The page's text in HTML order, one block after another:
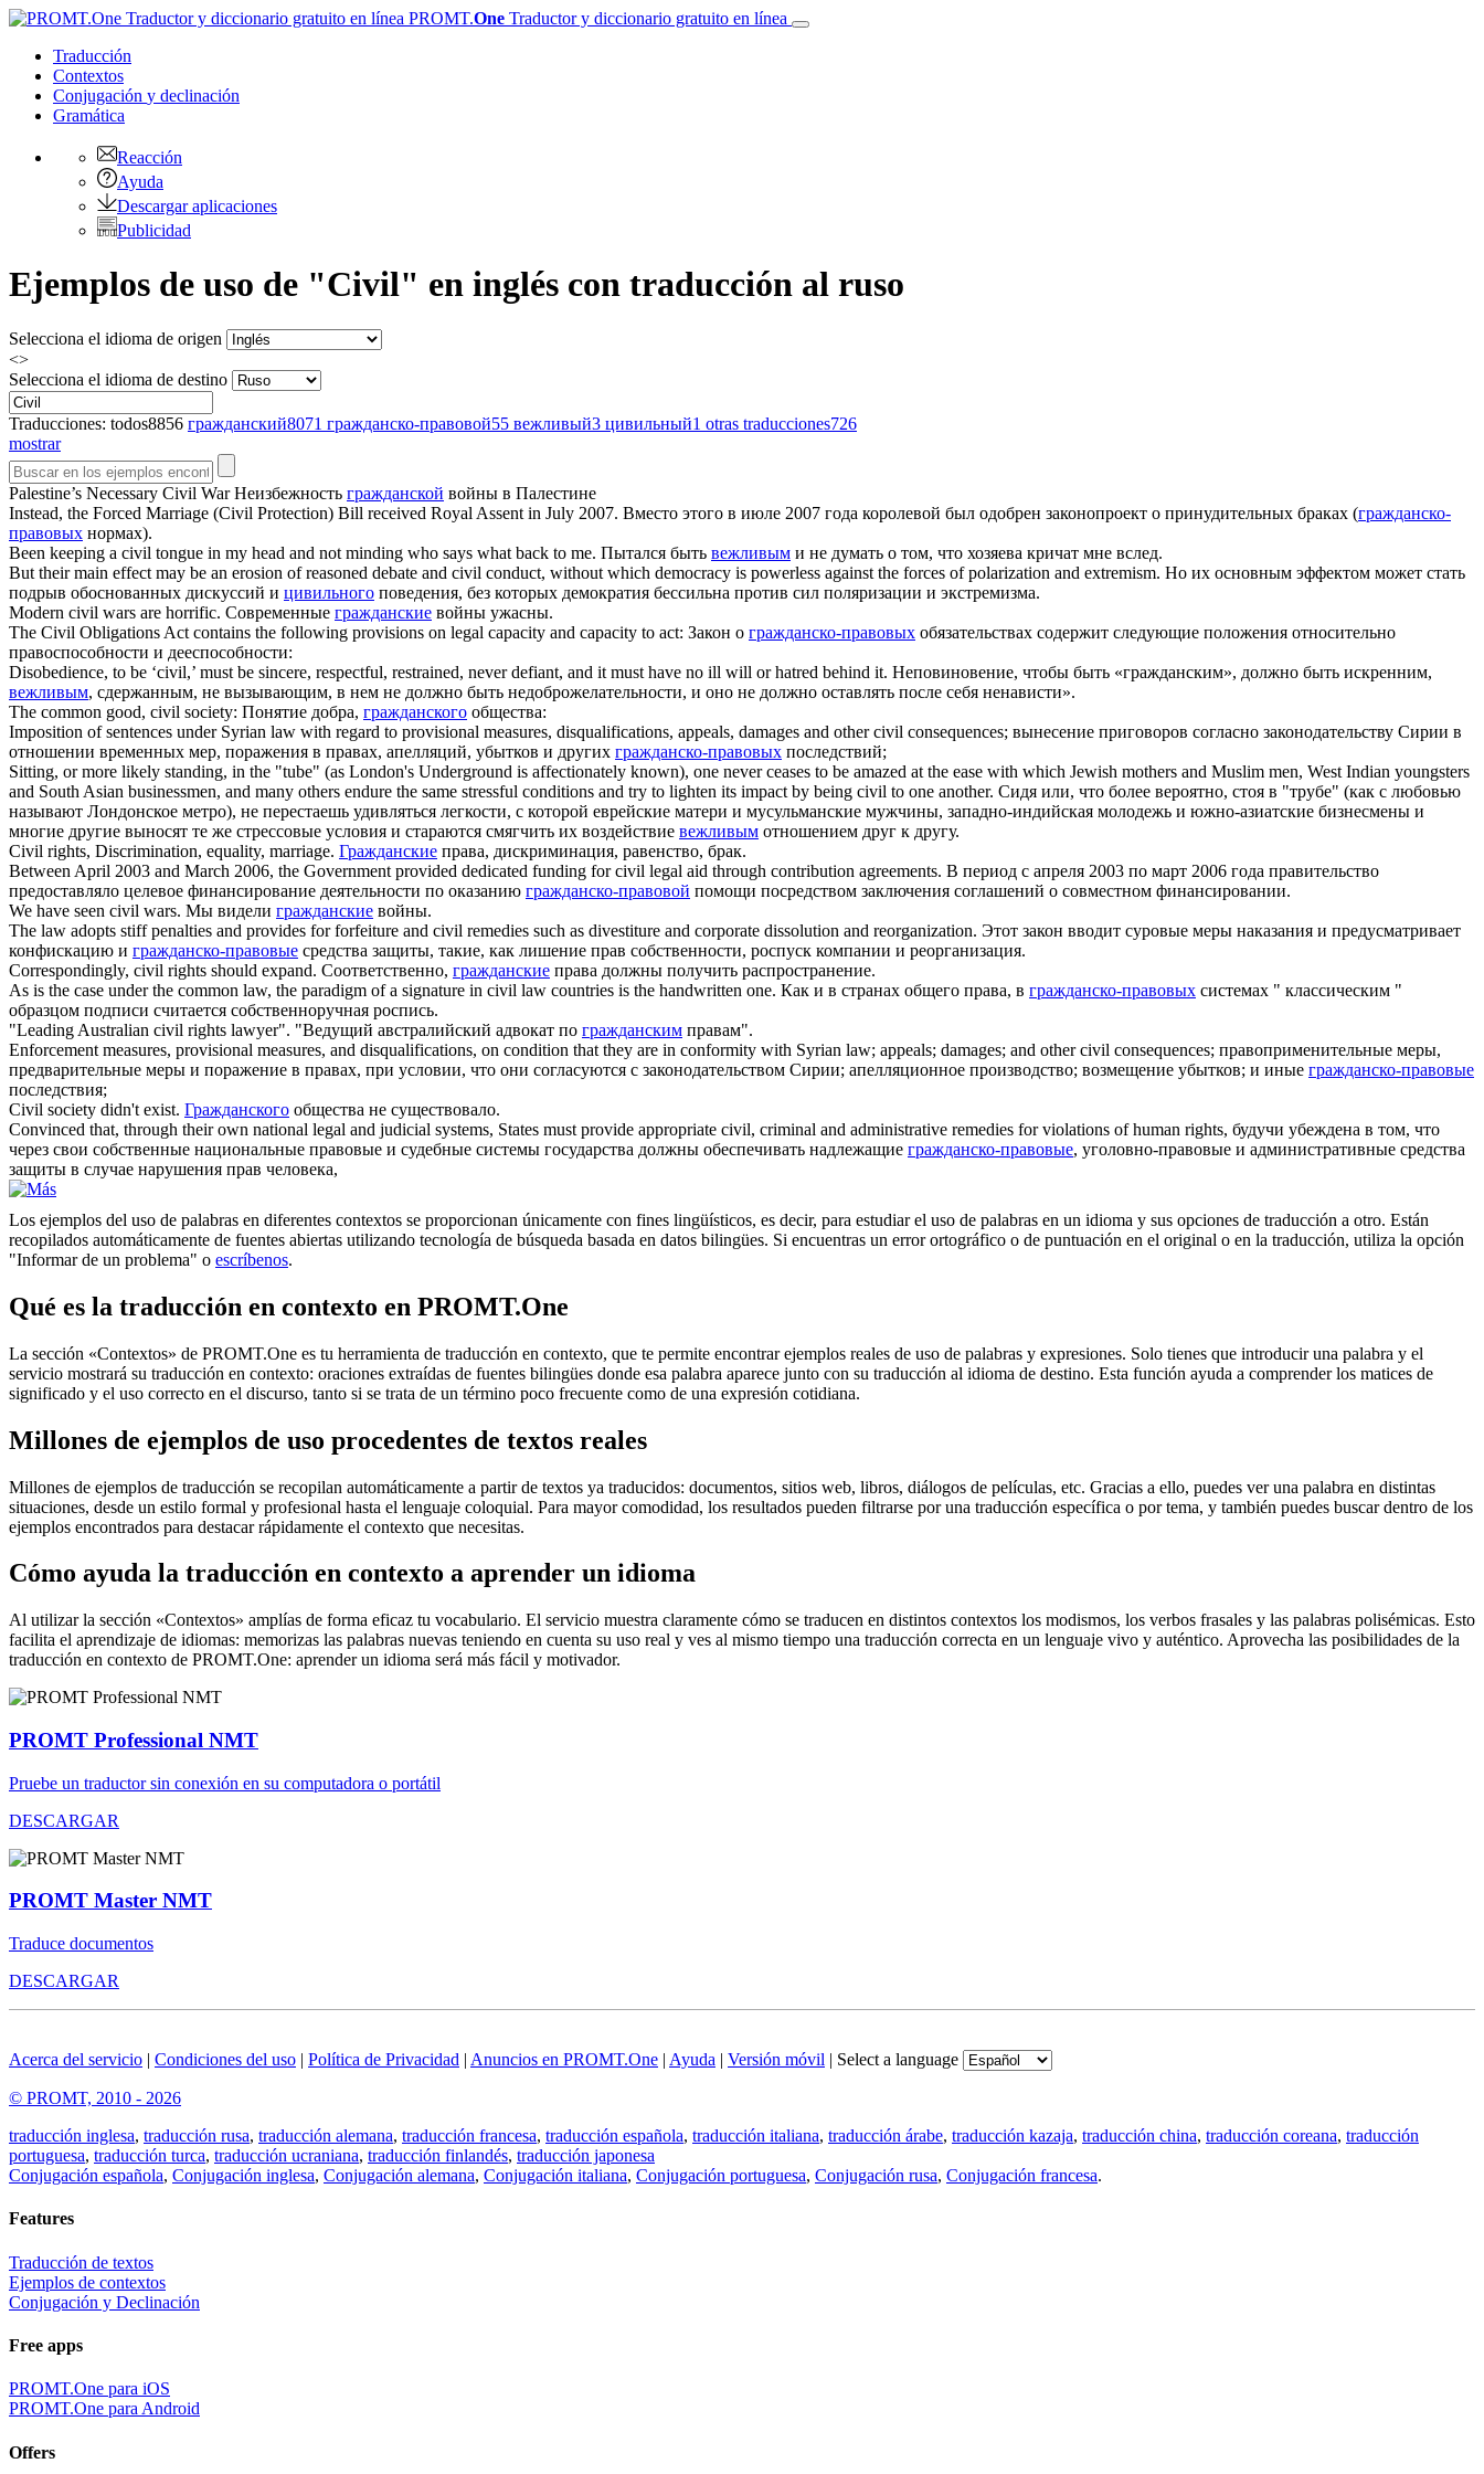
PROMT.One Traductor y diccionario gratuito en línea
Traducción
Contextos
Conjugación y declinación
Gramática
Reacción
Ayuda
Descargar aplicaciones
Publicidad
Ejemplos de uso de "Civil" en inglés con traducción al ruso
Selecciona el idioma de origen
<>
Selecciona el idioma de destino
Traducciones: todos8856 гражданский8071 гражданско-правовой55 вежливый3 цивильный1 otras traducciones726
mostrar
Palestine’s Necessary Civil War Неизбежность гражданской войны в Палестине
Instead, the Forced Marriage (Civil Protection) Bill received Royal Assent in July 2007. Вместо этого в июле 2007 года королевой был одобрен законопроект о принудительных браках (гражданско-
правовых нормах).
Been keeping a civil tongue in my head and not minding who says what back to me. Пытался быть вежливым и не думать о том, что хозяева кричат мне вслед.
But their main effect may be an erosion of reasoned debate and civil conduct, without which democracy is powerless against the forces of polarization and extremism. Но их основным эффектом может стать
подрыв обоснованных дискуссий и цивильного поведения, без которых демократия бессильна против сил поляризации и экстремизма.
Modern civil wars are horrific. Современные гражданские войны ужасны.
The Civil Obligations Act contains the following provisions on legal capacity and capacity to act: Закон о гражданско-правовых обязательствах содержит следующие положения относительно
правоспособности и дееспособности:
Disobedience, to be ‘civil,’ must be sincere, respectful, restrained, never defiant, and it must have no ill will or hatred behind it. Неповиновение, чтобы быть «гражданским», должно быть искренним,
вежливым, сдержанным, не вызывающим, в нем не должно быть недоброжелательности, и оно не должно оставлять после себя ненависти».
The common good, civil society: Понятие добра, гражданского общества:
Imposition of sentences under Syrian law with regard to provisional measures, disqualifications, appeals, damages and othercivil consequences; вынесение приговоров согласно законодательству Сирии в
отношении временных мер, поражения в правах, апелляций, убытков и других гражданско-правовых последствий;
Sitting, or more likely standing, in the "tube" (as London's Underground is affectionately known), one never ceases to be amazed at the ease with which Jewish mothers and Muslim men, West Indian youngsters
and South Asian businessmen, and many others endure the same stressful conditions and try to lighten its impact by being civil to one another. Сидя или, что более вероятно, стоя в "трубе" (как с любовью
называют Лондонское метро), не перестаешь удивляться легкости, с которой еврейские матери и мусульманские мужчины, западно-индийская молодежь и южно-азиатские бизнесмены и
многие другие выносят те же стрессовые условия и стараются смягчить их воздействие вежливым отношением друг к другу.
Civil rights, Discrimination, equality, marriage. Гражданские права, дискриминация, равенство, брак.
Between April 2003 and March 2006, the Government provided dedicated funding forcivil legal aid through contribution agreements. В период с апреля 2003 по март 2006 года правительство
предоставляло целевое финансирование деятельности по оказанию гражданско-правовой помощи посредством заключения соглашений о совместном финансировании.
We have seen civil wars. Мы видели гражданские войны.
The law adopts stiff penalties and provides for forfeiture and civil remedies such as divestiture and corporate dissolution and reorganization. Этот закон вводит суровые меры наказания и предусматривает
конфискацию и гражданско-правовые средства защиты, такие, как лишение прав собственности, роспуск компании и реорганизация.
Correspondingly, civil rights should expand. Соответственно, гражданские права должны получить распространение.
As is the case under the common law, the paradigm of a signature in civil law countries is the handwritten one. Как и в странах общего права, в гражданско-правовых системах " классическим "
образцом подписи считается собственноручная роспись.
"Leading Australian civil rights lawyer". "Ведущий австралийский адвокат по гражданским правам".
Enforcement measures, provisional measures, and disqualifications, on condition that they are in conformity with Syrian law; appeals; damages; and othercivil consequences; правоприменительные меры,
предварительные меры и поражение в правах, при условии, что они согласуются с законодательством Сирии; апелляционное производство; возмещение убытков; и иные гражданско-правовые
последствия;
Civil society didn't exist. Гражданского общества не существовало.
Convinced that, through their own national legal and judicial systems, States must provide appropriate civil, criminal and administrative remedies for violations of human rights, будучи убеждена в том, что
через свои собственные национальные правовые и судебные системы государства должны обеспечивать надлежащие гражданско-правовые, уголовно-правовые и административные средства
защиты в случае нарушения прав человека,
Los ejemplos del uso de palabras en diferentes contextos se proporcionan únicamente con fines lingüísticos, es decir, para estudiar el uso de palabras en un idioma y sus opciones de traducción a otro. Están
recopilados automáticamente de fuentes abiertas utilizando tecnología de búsqueda basada en datos bilingües. Si encuentras un error ortográfico o de puntuación en el original o en la traducción, utiliza la opción
"Informar de un problema" o escríbenos.
Qué es la traducción en contexto en PROMT.One
La sección «Contextos» de PROMT.One es tu herramienta de traducción en contexto, que te permite encontrar ejemplos reales de uso de palabras y expresiones. Solo tienes que introducir una palabra y el
servicio mostrará su traducción en contexto: oraciones extraídas de fuentes bilingües donde esa palabra aparece junto con su traducción al idioma de destino. Esta función ayuda a comprender los matices de
significado y el uso correcto en el discurso, tanto si se trata de un término poco frecuente como de una expresión cotidiana.
Millones de ejemplos de uso procedentes de textos reales
Millones de ejemplos de traducción se recopilan automáticamente a partir de textos ya traducidos: documentos, sitios web, libros, diálogos de películas, etc. Gracias a ello, puedes ver una palabra en distintas
situaciones, desde un estilo formal y profesional hasta el lenguaje coloquial. Para mayor comodidad, los resultados pueden filtrarse por una traducción específica o por tema, y también puedes buscar dentro de los
ejemplos encontrados para destacar rápidamente el contexto que necesitas.
Cómo ayuda la traducción en contexto a aprender un idioma
Al utilizar la sección «Contextos» amplías de forma eficaz tu vocabulario. El servicio muestra claramente cómo se traducen en distintos contextos los modismos, los verbos frasales y las palabras polisémicas. Esto
facilita el aprendizaje de idiomas: memorizas las palabras nuevas teniendo en cuenta su uso real y ves al mismo tiempo una traducción correcta en un lenguaje vivo y auténtico. Aprovecha las posibilidades de la
traducción en contexto de PROMT.One: aprender un idioma será más fácil y motivador.
PROMT Professional NMT
Pruebe un traductor sin conexión en su computadora o portátil
DESCARGAR
PROMT Master NMT
Traduce documentos
DESCARGAR
Acerca del servicio | Condiciones del uso | Política de Privacidad | Anuncios en PROMT.One | Ayuda | Versión móvil | Select a language
© PROMT, 2010 - 2026
traducción inglesa, traducción rusa, traducción alemana, traducción francesa, traducción española, traducción italiana, traducción árabe, traducción kazaja, traducción china, traducción coreana, traducción
portuguesa, traducción turca, traducción ucraniana, traducción finlandés, traducción japonesa
Conjugación española, Conjugación inglesa, Conjugación alemana, Conjugación italiana, Conjugación portuguesa, Conjugación rusa, Conjugación francesa.
Features
Traducción de textos
Ejemplos de contextos
Conjugación y Declinación
Free apps
PROMT.One para iOS
PROMT.One para Android
Offers